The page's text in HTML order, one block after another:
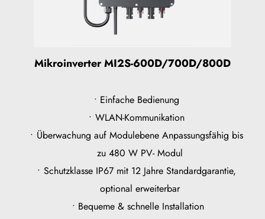
Mikroinverter MI2S-600D/700D/800D
Einfache Bedienung
WLAN-Kommunikation
Überwachung auf Modulebene Anpassungsfähig bis
zu 480 W PV- Modul
Schutzklasse IP67 mit 12 Jahre Standardgarantie,
optional erweiterbar
Bequeme & schnelle Installation